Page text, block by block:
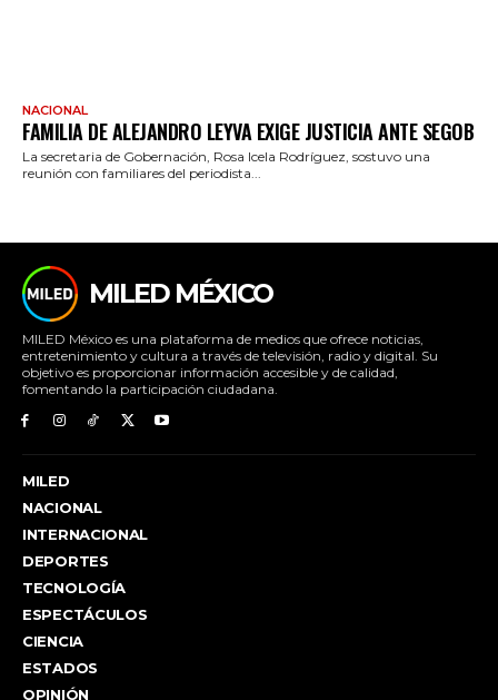
NACIONAL
FAMILIA DE ALEJANDRO LEYVA EXIGE JUSTICIA ANTE SEGOB
La secretaria de Gobernación, Rosa Icela Rodríguez, sostuvo una
reunión con familiares del periodista...
MILED MÉXICO
MILED México es una plataforma de medios que ofrece noticias,
entretenimiento y cultura a través de televisión, radio y digital. Su
objetivo es proporcionar información accesible y de calidad,
fomentando la participación ciudadana.
MILED
NACIONAL
INTERNACIONAL
DEPORTES
TECNOLOGÍA
ESPECTÁCULOS
CIENCIA
ESTADOS
OPINIÓN